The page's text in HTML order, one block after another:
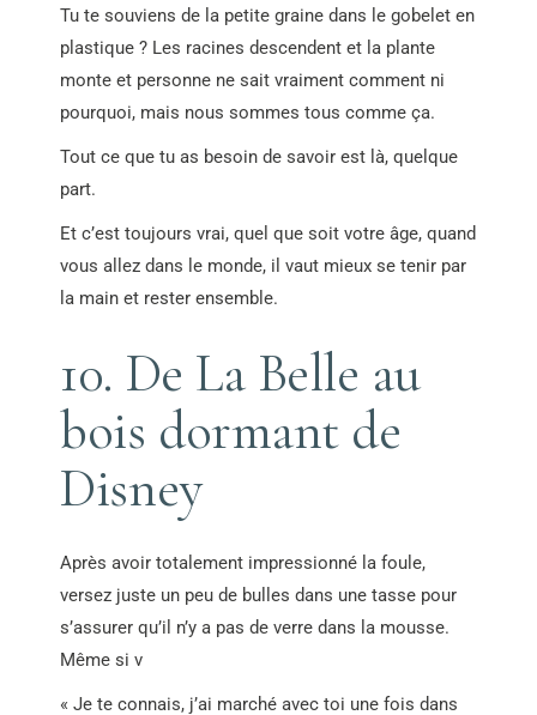
Tu te souviens de la petite graine dans le gobelet en
plastique ? Les racines descendent et la plante
monte et personne ne sait vraiment comment ni
pourquoi, mais nous sommes tous comme ça.
Tout ce que tu as besoin de savoir est là, quelque
part.
Et c’est toujours vrai, quel que soit votre âge, quand
vous allez dans le monde, il vaut mieux se tenir par
la main et rester ensemble.
10. De La Belle au
bois dormant de
Disney
Après avoir totalement impressionné la foule,
versez juste un peu de bulles dans une tasse pour
s’assurer qu’il n’y a pas de verre dans la mousse.
Même si v
« Je te connais, j’ai marché avec toi une fois dans